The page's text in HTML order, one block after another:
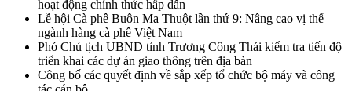
hoạt động chính thức hấp dẫn
Lễ hội Cà phê Buôn Ma Thuột lần thứ 9: Nâng cao vị thế
ngành hàng cà phê Việt Nam
Phó Chủ tịch UBND tỉnh Trương Công Thái kiểm tra tiến độ
triển khai các dự án giao thông trên địa bàn
Công bố các quyết định về sắp xếp tổ chức bộ máy và công